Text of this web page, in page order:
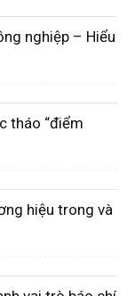
nghiệp – Hiểu
tháo “điểm
hiệu trong và